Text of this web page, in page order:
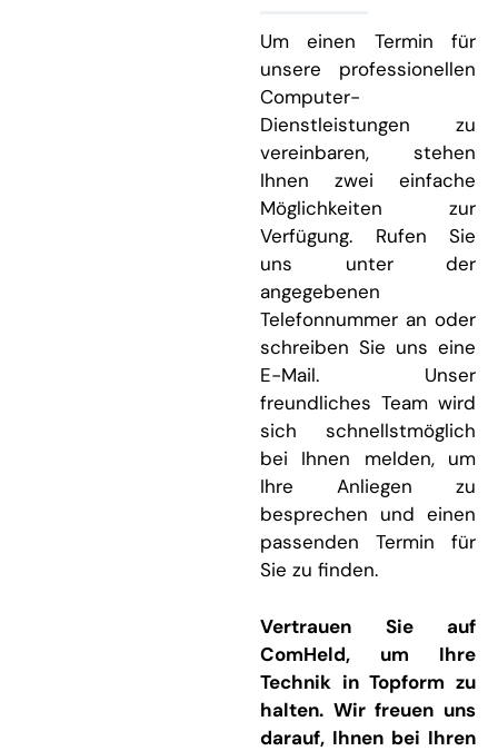
Um einen Termin für
unsere professionellen
Computer-
Dienstleistungen zu
vereinbaren, stehen
Ihnen zwei einfache
Möglichkeiten zur
Verfügung. Rufen Sie
uns unter der
angegebenen
Telefonnummer an oder
schreiben Sie uns eine
E-Mail. Unser
freundliches Team wird
sich schnellstmöglich
bei Ihnen melden, um
Ihre Anliegen zu
besprechen und einen
passenden Termin für
Sie zu finden.
Vertrauen Sie auf
ComHeld, um Ihre
Technik in Topform zu
halten. Wir freuen uns
darauf, Ihnen bei Ihren